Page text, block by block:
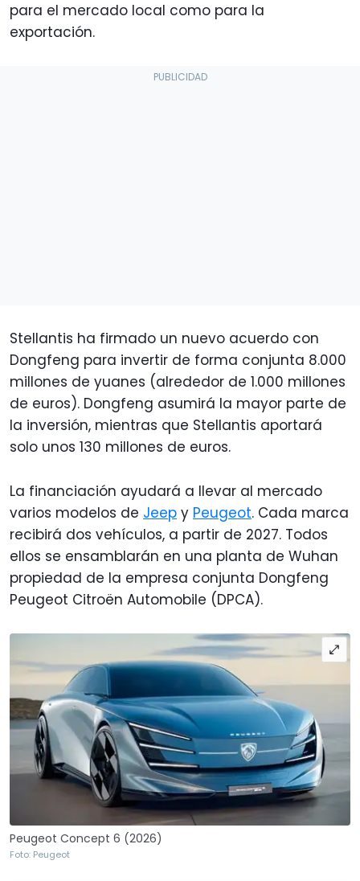
para el mercado local como para la
exportación.
Stellantis ha firmado un nuevo acuerdo con
Dongfeng para invertir de forma conjunta 8.000
millones de yuanes (alrededor de 1.000 millones
de euros). Dongfeng asumirá la mayor parte de
la inversión, mientras que Stellantis aportará
solo unos 130 millones de euros.
La financiación ayudará a llevar al mercado
varios modelos de Jeep y Peugeot. Cada marca
recibirá dos vehículos, a partir de 2027. Todos
ellos se ensamblarán en una planta de Wuhan
propiedad de la empresa conjunta Dongfeng
Peugeot Citroën Automobile (DPCA).
Peugeot Concept 6 (2026)
Foto: Peugeot